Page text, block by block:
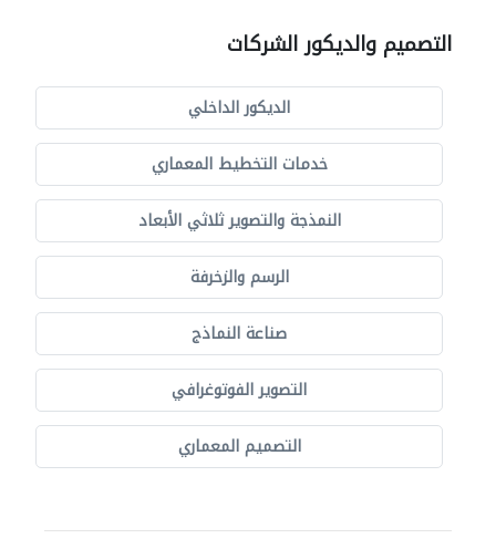
التصميم والديكور الشركات
الديكور الداخلي
خدمات التخطيط المعماري
النمذجة والتصوير ثلاثي الأبعاد
الرسم والزخرفة
صناعة النماذج
التصوير الفوتوغرافي
التصميم المعماري